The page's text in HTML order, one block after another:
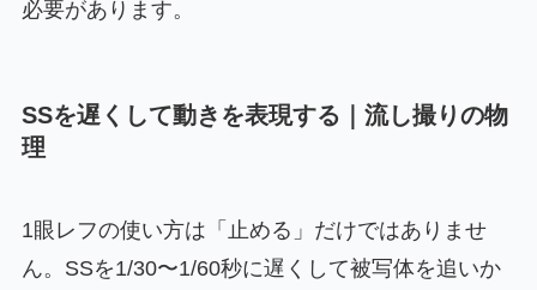
必要があります。
SSを遅くして動きを表現する｜流し撮りの物
理
1眼レフの使い方は「止める」だけではありませ
ん。SSを1/30〜1/60秒に遅くして被写体を追いか